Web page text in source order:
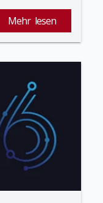
Mehr lesen